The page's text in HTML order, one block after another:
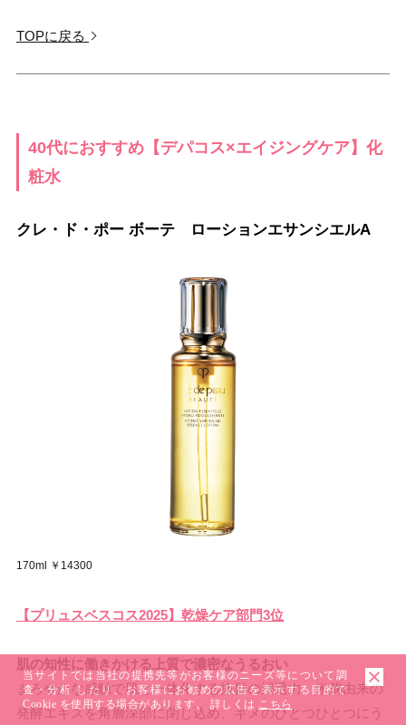
TOPに戻る
40代におすすめ【デパコス×エイジングケア】化
粧水
クレ・ド・ポー ボーテ ローションエサンシエルA
170ml ￥14300
【プリュスベスコス2025】乾燥ケア部門3位
肌の知性に働きかける上質で濃密なうるおい
まろやかな感触で肌と一体化する抜群の浸透力。米麹由来の
発酵エキスを角層深部に閉じ込め、キメのひとつひとつにう
当サイトでは当社の提携先等がお客様のニーズ等について調
査・分析 したり、お客様にお勧めの広告を表示する目的で
Cookie を使用する場合があります。 詳しくは こちら